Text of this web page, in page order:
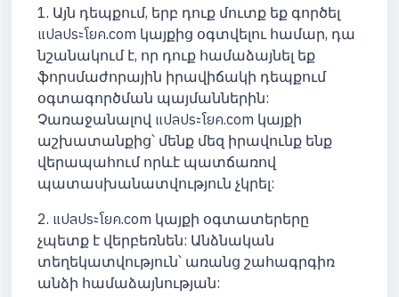
1. Այն դեպքում, երբ դուք մուտք եք գործել
แปลประโยค.com կայքից օգտվելու համար, դա
նշանակում է, որ դուք համաձայնել եք
ֆորսմաժորային իրավիճակի դեպքում
օգտագործման պայմաններին:
Չառաջանալով แปลประโยค.com կայքի
աշխատանքից՝ մենք մեզ իրավունք ենք
վերապահում որևէ պատճառով
պատասխանատվություն չկրել:
2. แปลประโยค.com կայքի օգտատերերը
չպետք է վերբեռնեն: Անձնական
տեղեկատվություն՝ առանց շահագրգիռ
անձի համաձայնության: